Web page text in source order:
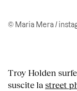
© Maria Mera /
Troy Holden
suscite la street